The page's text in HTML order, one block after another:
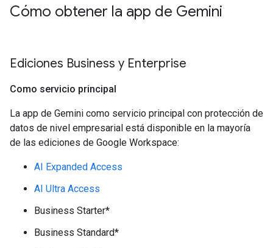
Cómo obtener la app de Gemini
Ediciones Business y Enterprise
Como servicio principal
La app de Gemini como servicio principal con protección de
datos de nivel empresarial está disponible en la mayoría
de las ediciones de Google Workspace:
AI Expanded Access
AI Ultra Access
Business Starter*
Business Standard*